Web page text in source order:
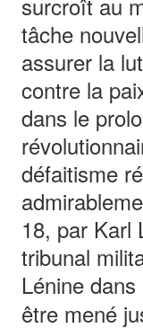
tâche
assurer la
contre la
dans le
défaitisme
18, par Karl
tribunal
Lénine dans
être mené